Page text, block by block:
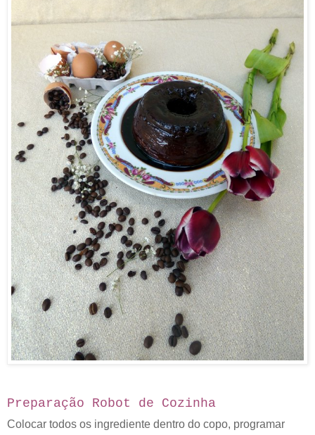
Preparação Robot de Cozinha
Colocar todos os ingrediente dentro do copo, programar